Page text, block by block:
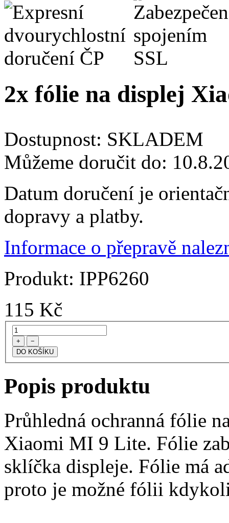
2x fólie na displej
Dostupnost: SKLADEM
Můžeme doručit do:
Datum doručení je
dopravy a platby.
Informace o přepravě
Produkt: IPP6260
115 Kč
+ −
Popis produktu
Průhledná ochranná fólie
Xiaomi MI 9 Lite. Fólie
sklíčka displeje. Fólie má
proto je možné fólii